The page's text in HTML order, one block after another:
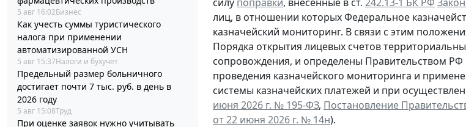
5 авг 16:02Бизнес
Как учесть суммы туристического
налога при применении
автоматизированной УСН
5 авг 15:37Налоги и бухучет
Предельный размер больничного
достигает почти 7 тыс. руб. в день в
2026 году
5 авг 15:08Труд
При оценке заявок нужно учитывать
лиц, в отношении которых Федеральное
казначейский мониторинг. В связи с этим
Порядка открытия лицевых счетов
сопровождения, и определены Правительством РФ
проведения казначейского мониторинга и
системы казначейских платежей и при
июня 2026 г. № 195-ФЗ, Постановление
от 22 июня 2026 г. № 14н).